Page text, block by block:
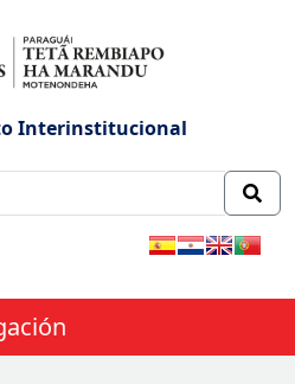
Interinstitucional